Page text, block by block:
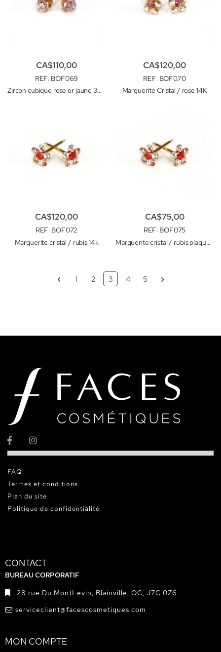
REF: BOF069
Zircon cubique rose or jaune 3mm. 14k
CA$110,00
REF: BOF070
Marguerite Cristal / rose 14K
CA$120,00
REF: BOF072
Marguerite cristal / rubis 14k
CA$120,00
REF: BOF075
Marguerite cristal / rubis plaqué or 24k
CA$75,00
PagePage
Précédent
Page
1 Page
2 Vous lisez actuellement la page
3 Page
4 Page
5 Page
Suivant
FAQ
Termes et conditions
Plan du site
Politique de confidentialité
CONTACT
BUREAU CORPORATIF
28 rue Du MontLevin, Blainville, QC, J7C 0Z6
serviceclient@facescosmetiques.com
MON COMPTE